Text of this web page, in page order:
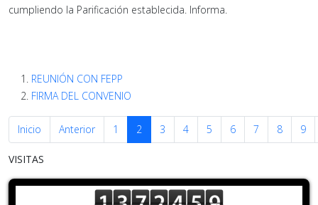
cumpliendo la Parificación establecida. Informa.
REUNIÓN CON FEPP
FIRMA DEL CONVENIO
Inicio Anterior 1 2 3 4 5 6 7 8 9
VISITAS